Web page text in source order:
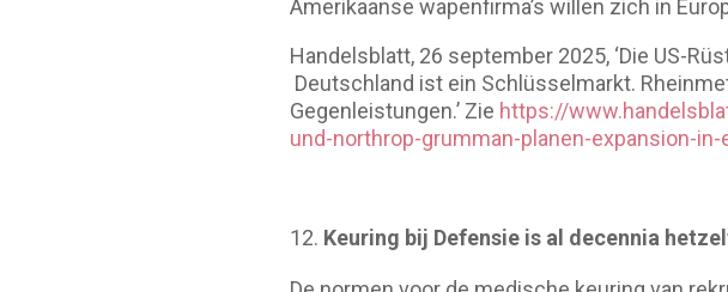
Amerikaanse wapenfirma’s willen zich in
Handelsblatt, 26 september 2025, ‘Die US-
Deutschland ist ein Schlüsselmarkt.
Gegenleistungen.’ Zie https://
und-northrop-grumman-planen-expansion-in-
Keuring bij Defensie is al decennia